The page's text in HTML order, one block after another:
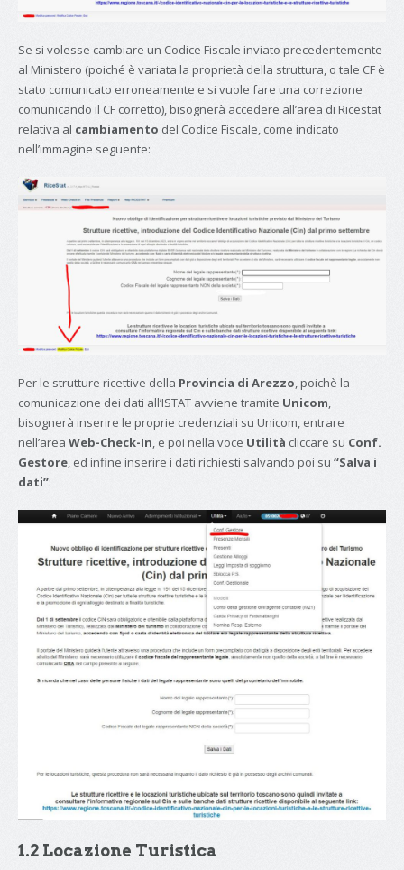
Se si volesse cambiare un Codice Fiscale inviato precedentemente
al Ministero (poiché è variata la proprietà della struttura, o tale CF è
stato comunicato erroneamente e si vuole fare una correzione
comunicando il CF corretto), bisognerà accedere all’area di Ricestat
relativa al cambiamento del Codice Fiscale, come indicato
nell’immagine seguente:
Per le strutture ricettive della Provincia di Arezzo, poichè la
comunicazione dei dati all’ISTAT avviene tramite Unicom,
bisognerà inserire le proprie credenziali su Unicom, entrare
nell’area Web-Check-In, e poi nella voce Utilità cliccare su Conf.
Gestore, ed infine inserire i dati richiesti salvando poi su “Salva i
dati”:
1.2 Locazione Turistica